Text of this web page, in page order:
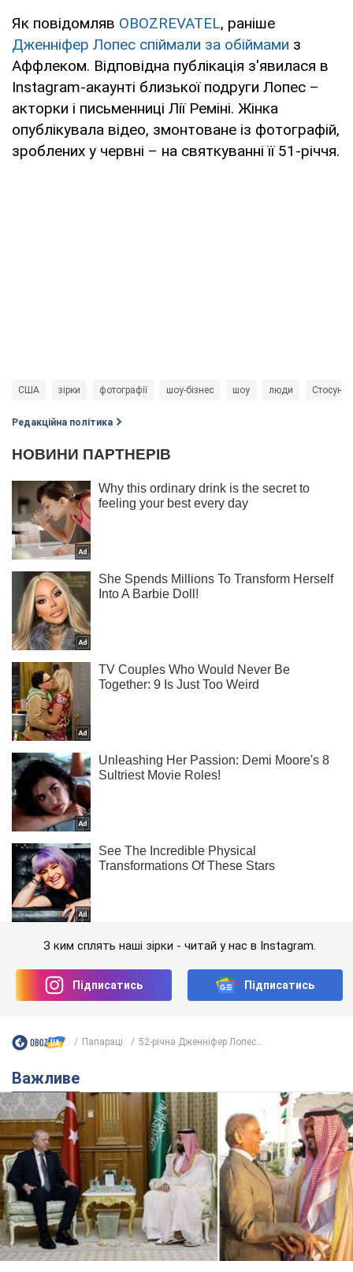
Як повідомляв OBOZREVATEL, раніше
Дженніфер Лопес спіймали за обіймами з
Аффлеком. Відповідна публікація з'явилася в
Instagram-акаунті близької подруги Лопес –
акторки і письменниці Лії Реміні. Жінка
опублікувала відео, змонтоване із фотографій,
зроблених у червні – на святкуванні її 51-річчя.
США зірки фотографії шоу-бізнес шоу люди Стосунки
Редакційна політика
З ким сплять наші зірки - читай у нас в Instagram.
Підписатись Підписатись
Папараці 52-річна Дженніфер Лопес...
Важливе